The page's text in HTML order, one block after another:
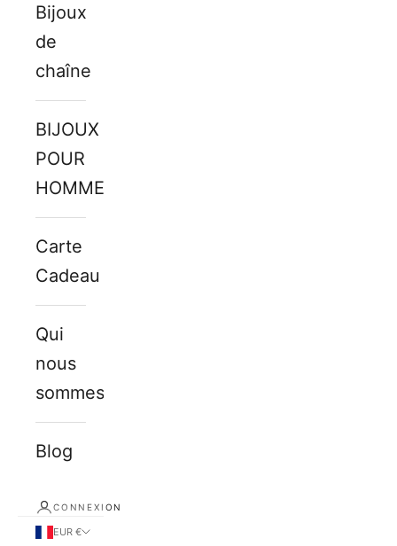
Bijoux
de
chaîne
BIJOUX
POUR
HOMMES
Carte
Cadeau
Qui
nous
sommes
Blog
CONNEXION
EUR €